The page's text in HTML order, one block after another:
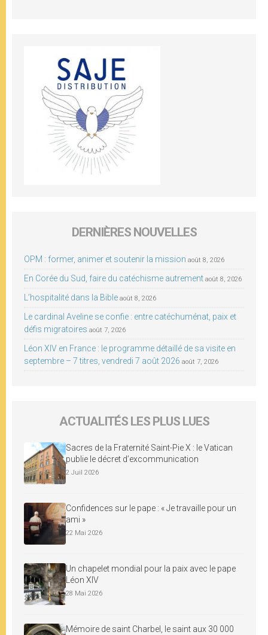
DERNIÈRES NOUVELLES
OPM : former, animer et soutenir la mission août 8, 2026
En Corée du Sud, faire du catéchisme autrement août 8, 2026
L’hospitalité dans la Bible août 8, 2026
Le cardinal Aveline se confie : entre catéchuménat, paix et
défis migratoires août 7, 2026
Léon XIV en France : le programme détaillé de sa visite en
septembre – 7 titres, vendredi 7 août 2026 août 7, 2026
ACTUALITÉS LES PLUS LUES
Sacres de la Fraternité Saint-Pie X : le Vatican
publie le décret d’excommunication
2 Juil 2026
Confidences sur le pape : « Je travaille pour un
ami »
22 Mai 2026
Un chapelet mondial pour la paix avec le pape
Léon XIV
28 Mai 2026
Mémoire de saint Charbel, le saint aux 30 000